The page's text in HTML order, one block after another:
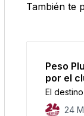
También te
Peso
por el
El
24